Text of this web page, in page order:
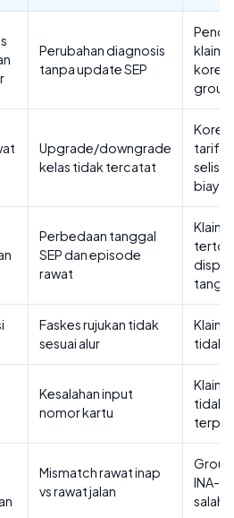
Perubahan diagnosis
tanpa update SEP
klaim,
Upgrade/downgrade
kelas tidak tercatat
tarif,
selisih
biaya
Perbedaan tanggal
SEP dan episode
rawat
Klaim
Faskes rujukan tidak
sesuai alur
Klaim
tidak
Kesalahan input
nomor kartu
Klaim
tidak
Mismatch rawat inap
vs rawat jalan
INA-
salah